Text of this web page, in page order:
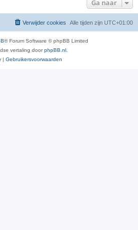
Ga naar
Alle tijden zijn UTC+01:00
Verwijder cookies
® Forum Software © phpBB Limited
vertaling doorphpBB.nl
| Gebruikersvoorwaarden